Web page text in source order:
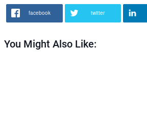
facebook twitter
You Might Also Like: